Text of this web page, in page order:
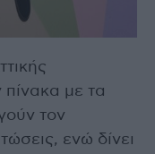
πίνακα με τα
τον
ενώ δίνει